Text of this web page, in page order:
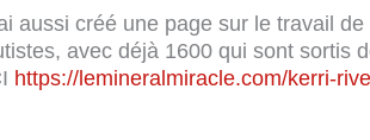
aussi créé une page sur le travail
avec déjà 1600 qui sont sortis
https://lemineralmiracle.com/kerri-